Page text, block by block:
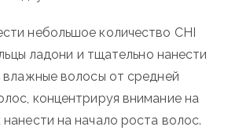
небольшое количество CHI
ладони и тщательно нанести
влажные волосы от средней
концентрируя внимание на
на начало роста волос.